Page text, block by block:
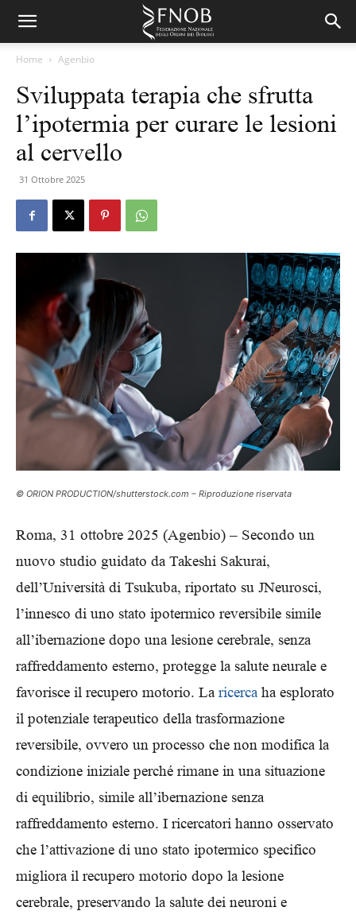
Home Agenbio
Sviluppata terapia che sfrutta
l’ipotermia per curare le lesioni
al cervello
31 Ottobre 2025
© ORION PRODUCTION/shutterstock.com – Riproduzione riservata
Roma, 31 ottobre 2025 (Agenbio) – Secondo un
nuovo studio guidato da Takeshi Sakurai,
dell’Università di Tsukuba, riportato su JNeurosci,
l’innesco di uno stato ipotermico reversibile simile
all’ibernazione dopo una lesione cerebrale, senza
raffreddamento esterno, protegge la salute neurale e
favorisce il recupero motorio. Laricercaha esplorato
il potenziale terapeutico della trasformazione
reversibile, ovvero un processo che non modifica la
condizione iniziale perché rimane in una situazione
di equilibrio, simile all’ibernazione senza
raffreddamento esterno. I ricercatori hanno osservato
che l’attivazione di uno stato ipotermico specifico
migliora il recupero motorio dopo la lesione
cerebrale, preservando la salute dei neuroni e